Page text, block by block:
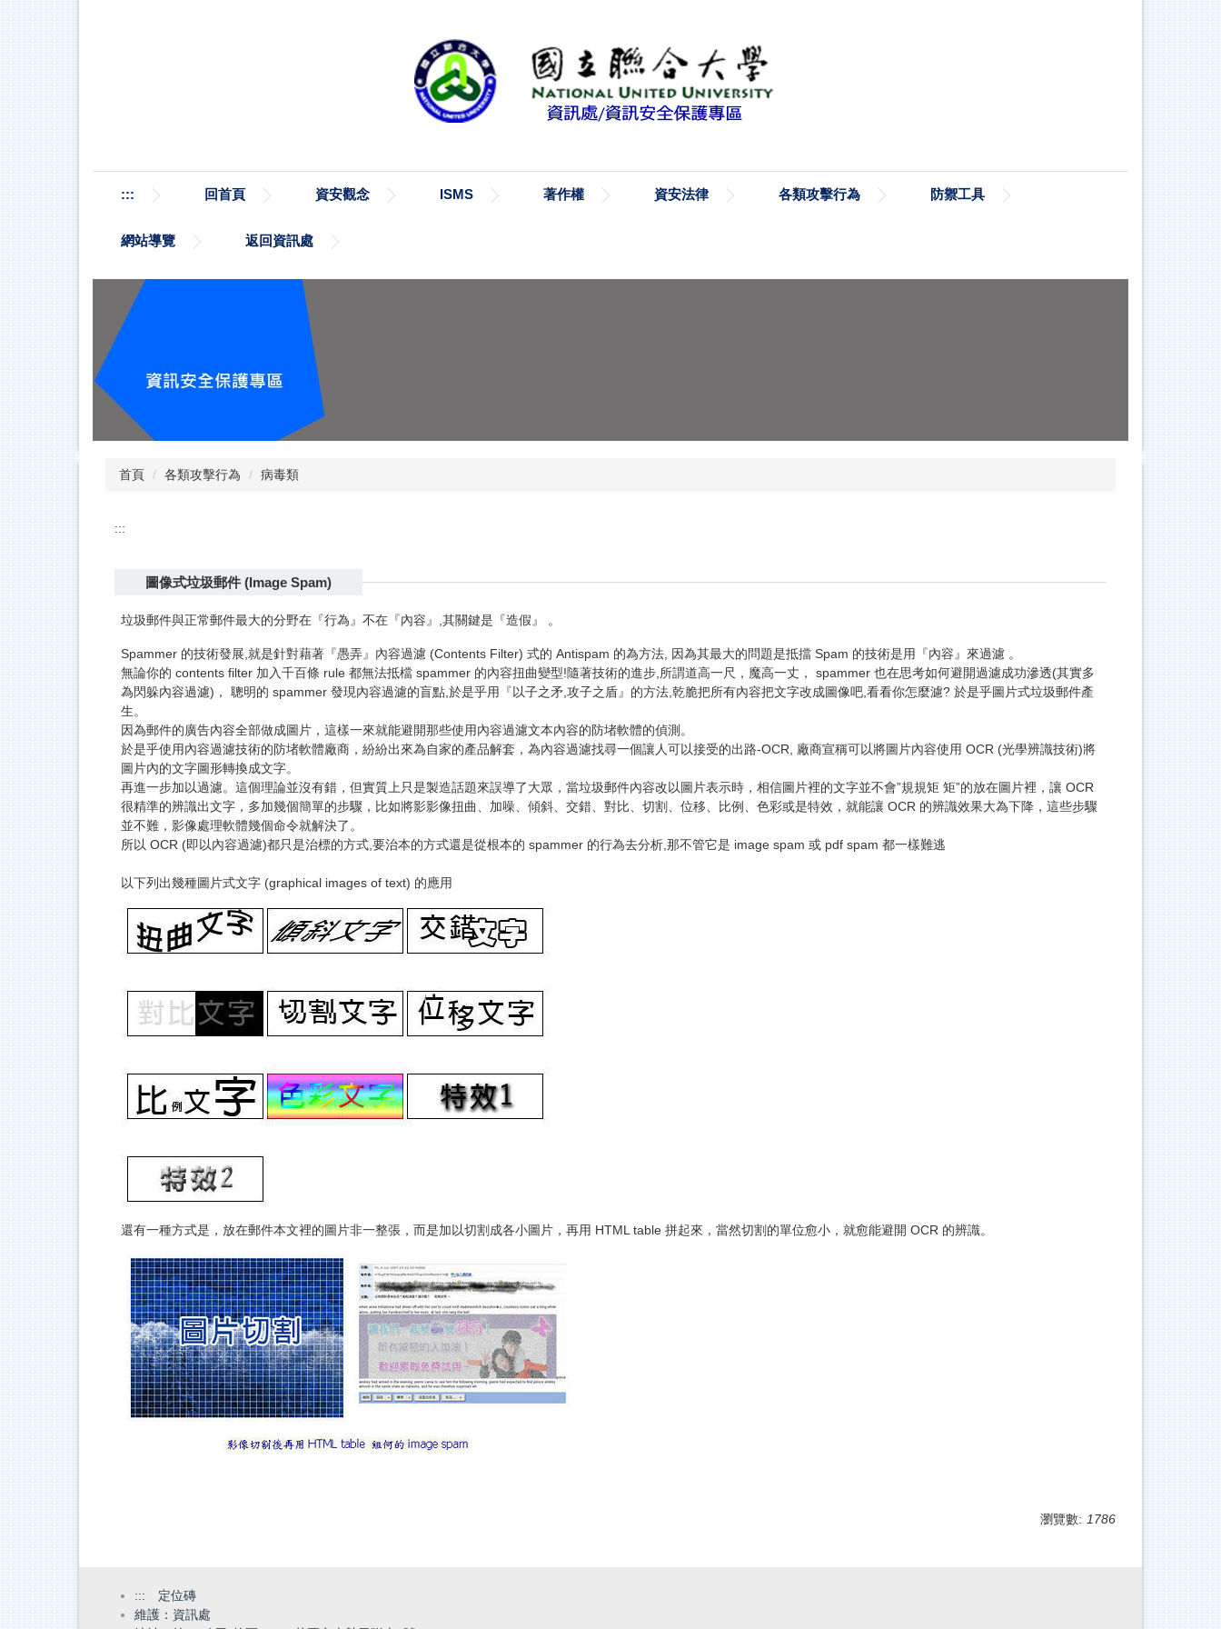
::: 回首頁 資安觀念 ISMS 著作權 資安法律 各類攻擊行為 防禦工具
網站導覽 返回資訊處
首頁 各類攻擊行為 病毒類
:::
圖像式垃圾郵件 (Image Spam)
垃圾郵件與正常郵件最大的分野在『行為』不在『內容』,其關鍵是『造假』 。
Spammer 的技術發展,就是針對藉著『愚弄』內容過濾 (Contents Filter) 式的 Antispam 的為方法, 因為其最大的問題是抵擋 Spam 的技術是用『內容』來過濾 。
無論你的 contents filter 加入千百條 rule 都無法抵檔 spammer 的內容扭曲變型!隨著技術的進步,所謂道高一尺，魔高一丈， spammer 也在思考如何避開過濾成功滲透(其實多
為閃躲內容過濾)， 聰明的 spammer 發現內容過濾的盲點,於是乎用『以子之矛,攻子之盾』的方法,乾脆把所有內容把文字改成圖像吧,看看你怎麼濾? 於是乎圖片式垃圾郵件產
生。
因為郵件的廣告內容全部做成圖片，這樣一來就能避開那些使用內容過濾文本內容的防堵軟體的偵測。
於是乎使用內容過濾技術的防堵軟體廠商，紛紛出來為自家的產品解套，為內容過濾找尋一個讓人可以接受的出路-OCR, 廠商宣稱可以將圖片內容使用 OCR (光學辨識技術)將
圖片內的文字圖形轉換成文字。
再進一步加以過濾。這個理論並沒有錯，但實質上只是製造話題來誤導了大眾，當垃圾郵件內容改以圖片表示時，相信圖片裡的文字並不會”規規矩 矩”的放在圖片裡，讓 OCR
很精準的辨識出文字，多加幾個簡單的步驟，比如將影影像扭曲、加噪、傾斜、交錯、對比、切割、位移、比例、色彩或是特效，就能讓 OCR 的辨識效果大為下降，這些步驟
並不難，影像處理軟體幾個命令就解決了。
所以 OCR (即以內容過濾)都只是治標的方式,要治本的方式還是從根本的 spammer 的行為去分析,那不管它是 image spam 或 pdf spam 都一樣難逃
以下列出幾種圖片式文字 (graphical images of text) 的應用
還有一種方式是，放在郵件本文裡的圖片非一整張，而是加以切割成各小圖片，再用 HTML table 拼起來，當然切割的單位愈小，就愈能避開 OCR 的辨識。
瀏覽數: 1786
::: 定位磚
維護：資訊處